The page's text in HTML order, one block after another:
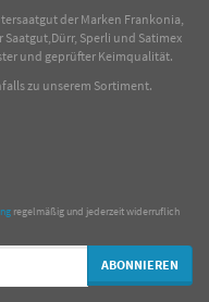
der Marken Frankonia,
Sperli und Satimex
und geprüfter Keimqualität.
zu unserem Sortiment.
regelmäßig und jederzeit widerruflich
ABONNIEREN